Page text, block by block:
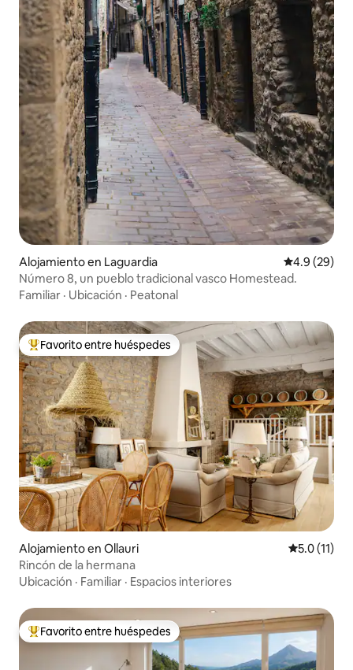
Alojamiento en Laguardia Calificación
4.9 (29)
Número 8, un pueblo tradicional vasco Homestead.
Familiar · Ubicación · Peatonal
Favorito entre huéspedes preferido
Favorito entre huéspedes
Alojamiento en Ollauri Calificación
5.0 (11)
Rincón de la hermana
Ubicación · Familiar · Espacios interiores
Favorito entre huéspedes preferido
Favorito entre huéspedes